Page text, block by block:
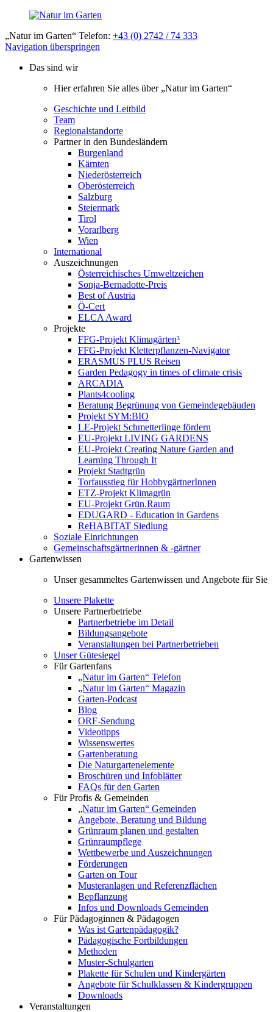
„Natur im Garten“ Telefon: +43 (0) 2742 / 74 333
Navigation überspringen
Das sind wir
Hier erfahren Sie alles über „Natur im Garten“
Geschichte und Leitbild
Team
Regionalstandorte
Partner in den Bundesländern
Burgenland
Kärnten
Niederösterreich
Oberösterreich
Salzburg
Steiermark
Tirol
Vorarlberg
Wien
International
Auszeichnungen
Österreichisches Umweltzeichen
Sonja-Bernadotte-Preis
Best of Austria
Ö-Cert
ELCA Award
Projekte
FFG-Projekt Klimagärten³
FFG-Projekt Kletterpflanzen-Navigator
ERASMUS PLUS Reisen
Garden Pedagogy in times of climate crisis
ARCADIA
Plants4cooling
Beratung Begrünung von Gemeindegebäuden
Projekt SYM:BIO
LE-Projekt Schmetterlinge fördern
EU-Projekt LIVING GARDENS
EU-Projekt Creating Nature Garden and
Learning Through It
Projekt Stadtgrün
Torfausstieg für HobbygärtnerInnen
ETZ-Projekt Klimagrün
EU-Projekt Grün.Raum
EDUGARD - Education in Gardens
ReHABITAT Siedlung
Soziale Einrichtungen
Gemeinschaftsgärtnerinnen & -gärtner
Gartenwissen
Unser gesammeltes Gartenwissen und Angebote für Sie
Unsere Plakette
Unsere Partnerbetriebe
Partnerbetriebe im Detail
Bildungsangebote
Veranstaltungen bei Partnerbetrieben
Unser Gütesiegel
Für Gartenfans
„Natur im Garten“ Telefon
„Natur im Garten“ Magazin
Garten-Podcast
Blog
ORF-Sendung
Videotipps
Wissenswertes
Gartenberatung
Die Naturgartenelemente
Broschüren und Infoblätter
FAQs für den Garten
Für Profis & Gemeinden
„Natur im Garten“ Gemeinden
Angebote, Beratung und Bildung
Grünraum planen und gestalten
Grünraumpflege
Wettbewerbe und Auszeichnungen
Förderungen
Garten on Tour
Musteranlagen und Referenzflächen
Bepflanzung
Infos und Downloads Gemeinden
Für Pädagoginnen & Pädagogen
Was ist Gartenpädagogik?
Pädagogische Fortbildungen
Methoden
Muster-Schulgarten
Plakette für Schulen und Kindergärten
Angebote für Schulklassen & Kindergruppen
Downloads
Veranstaltungen